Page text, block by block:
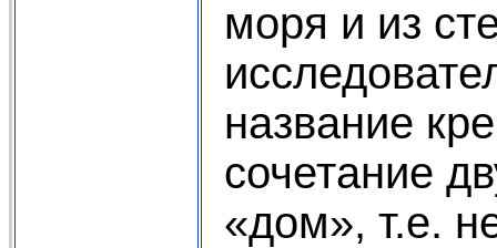
моря и из
название
сочетание
«дом», т.е.